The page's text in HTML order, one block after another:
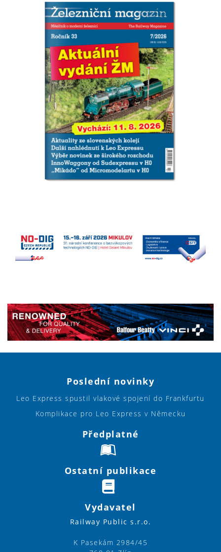
Poslední novinky
Leo Express spustil vlakové spojení do Frankfurtu
Komplikace pro Leo Express v Německu
Předplatné
Ostatní publikace
Vydavatel
Railway Public s.r.o.
K Pasekám 2984/45